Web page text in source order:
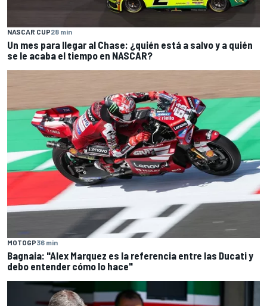
NASCAR CUP28 min
Un mes para llegar al Chase: ¿quién está a salvo y a quién
se le acaba el tiempo en NASCAR?
MOTOGP36 min
Bagnaia: "Alex Marquez es la referencia entre las Ducati y
debo entender cómo lo hace"